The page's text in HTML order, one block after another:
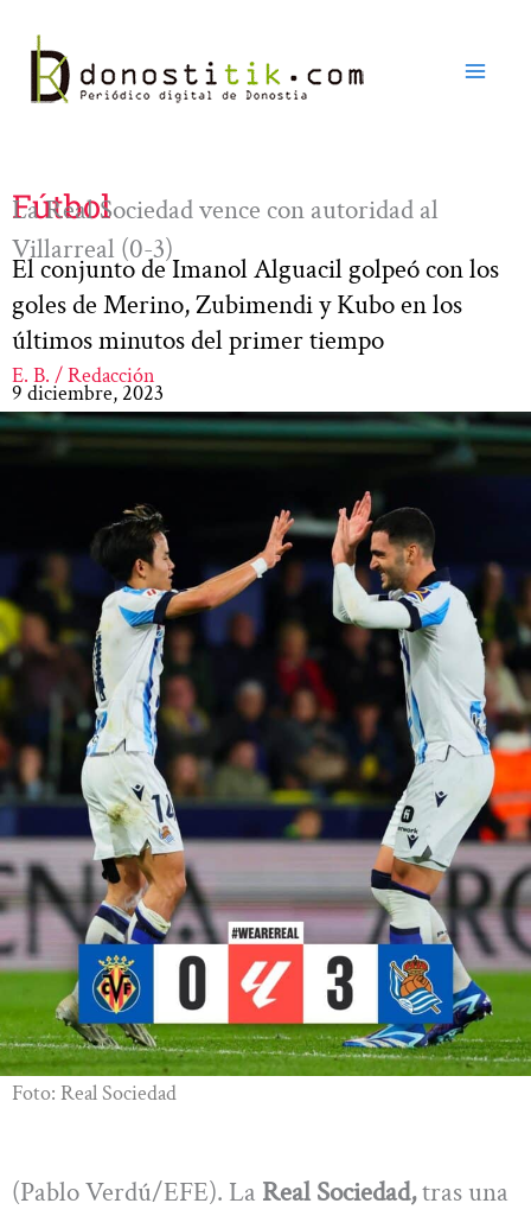
contenido
Fútbol
La Real Sociedad vence con autoridad al
Villarreal (0-3)
El conjunto de Imanol Alguacil golpeó con los
goles de Merino, Zubimendi y Kubo en los
últimos minutos del primer tiempo
E. B. / Redacción
9 diciembre, 2023
Foto: Real Sociedad
(Pablo Verdú/EFE). La Real Sociedad,tras una